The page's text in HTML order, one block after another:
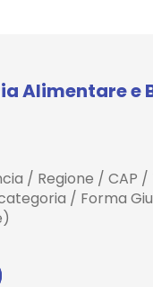
Alimentare e
/ Regione /
/ Forma